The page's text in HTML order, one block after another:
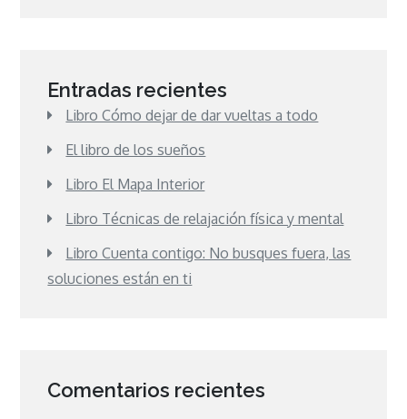
Entradas recientes
Libro Cómo dejar de dar vueltas a todo
El libro de los sueños
Libro El Mapa Interior
Libro Técnicas de relajación física y mental
Libro Cuenta contigo: No busques fuera, las
soluciones están en ti
Comentarios recientes